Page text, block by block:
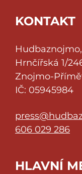
KONTAKT
Hudbaznojmo,
Hrnčířská 1/
Znojmo-
IČ: 05945984
606 029 286
HLAVNÍ